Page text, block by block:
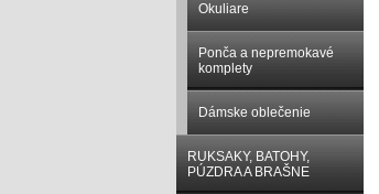
Okuliare
Ponča a nepremokavé
komplety
Dámske oblečenie
RUKSAKY, BATOHY,
PÚZDRA A BRAŠNE